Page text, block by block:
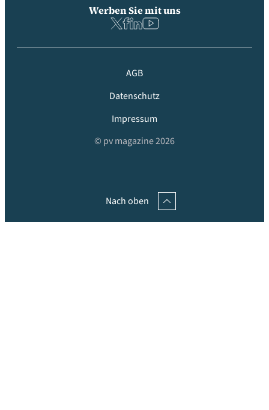
Werben Sie mit uns
AGB
Datenschutz
Impressum
© pv magazine 2026
Nach oben